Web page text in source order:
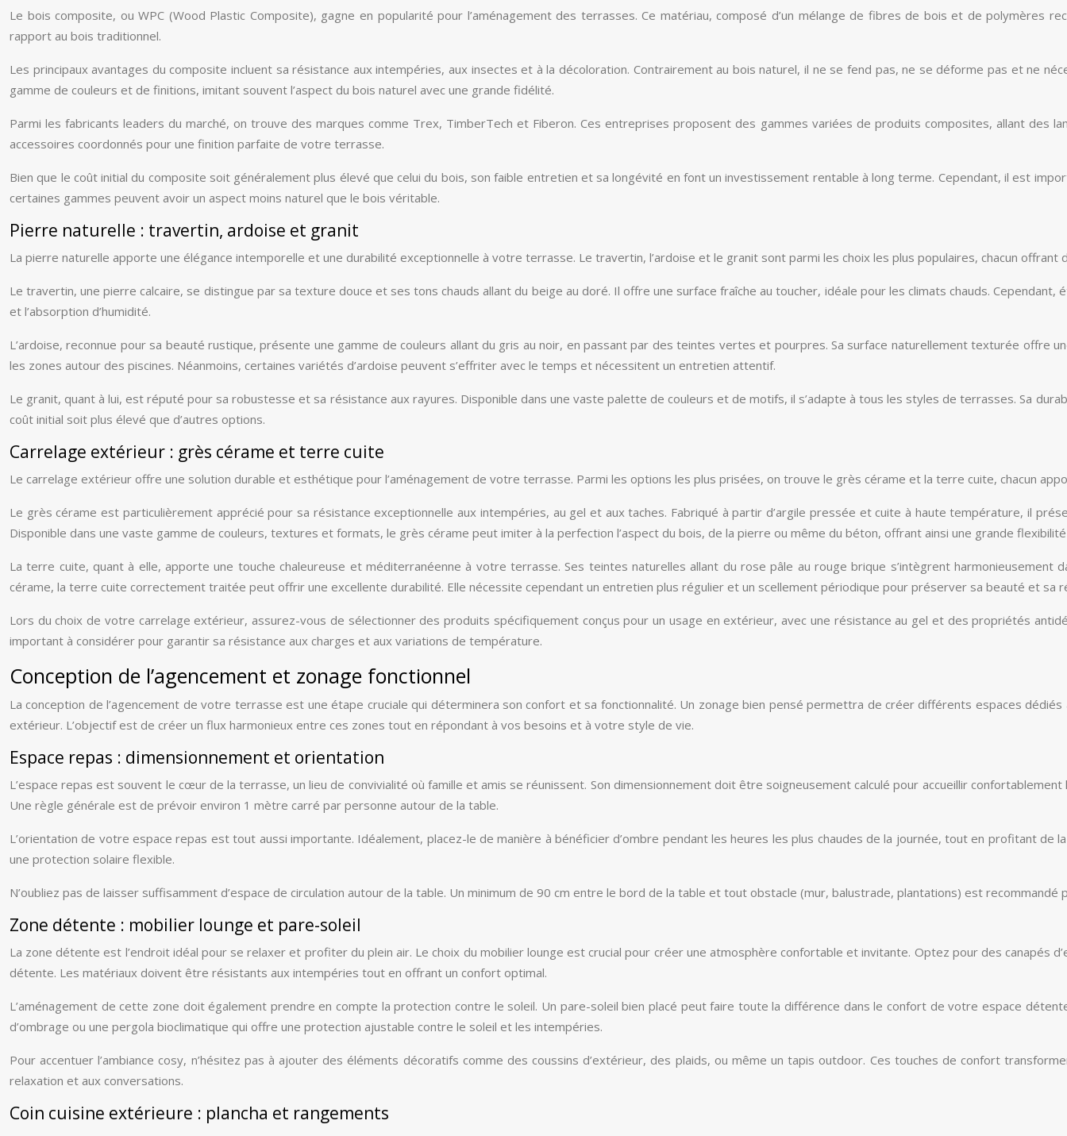
Le bois composite, ou WPC (Wood Plastic Composite), gagne en popularité pour l’aménagement des terrasses. Ce matériau, composé d’un mélange de fibres de bois et de polymères
rapport au bois traditionnel.
Les principaux avantages du composite incluent sa résistance aux intempéries, aux insectes et à la décoloration. Contrairement au bois naturel, il ne se fend pas, ne se déforme pas et ne
gamme de couleurs et de finitions, imitant souvent l’aspect du bois naturel avec une grande fidélité.
Parmi les fabricants leaders du marché, on trouve des marques comme Trex, TimberTech et Fiberon. Ces entreprises proposent des gammes variées de produits composites, allant des
accessoires coordonnés pour une finition parfaite de votre terrasse.
Bien que le coût initial du composite soit généralement plus élevé que celui du bois, son faible entretien et sa longévité en font un investissement rentable à long terme. Cependant, il est
certaines gammes peuvent avoir un aspect moins naturel que le bois véritable.
Pierre naturelle : travertin, ardoise et granit
La pierre naturelle apporte une élégance intemporelle et une durabilité exceptionnelle à votre terrasse. Le travertin, l’ardoise et le granit sont parmi les choix les plus populaires, chacun
Le travertin, une pierre calcaire, se distingue par sa texture douce et ses tons chauds allant du beige au doré. Il offre une surface fraîche au toucher, idéale pour les climats chauds.
et l’absorption d’humidité.
L’ardoise, reconnue pour sa beauté rustique, présente une gamme de couleurs allant du gris au noir, en passant par des teintes vertes et pourpres. Sa surface naturellement texturée offre
les zones autour des piscines. Néanmoins, certaines variétés d’ardoise peuvent s’effriter avec le temps et nécessitent un entretien attentif.
Le granit, quant à lui, est réputé pour sa robustesse et sa résistance aux rayures. Disponible dans une vaste palette de couleurs et de motifs, il s’adapte à tous les styles de terrasses. Sa
coût initial soit plus élevé que d’autres options.
Carrelage extérieur : grès cérame et terre cuite
Le carrelage extérieur offre une solution durable et esthétique pour l’aménagement de votre terrasse. Parmi les options les plus prisées, on trouve le grès cérame et la terre cuite, chacun
Le grès cérame est particulièrement apprécié pour sa résistance exceptionnelle aux intempéries, au gel et aux taches. Fabriqué à partir d’argile pressée et cuite à haute température, il
Disponible dans une vaste gamme de couleurs, textures et formats, le grès cérame peut imiter à la perfection l’aspect du bois, de la pierre ou même du béton, offrant ainsi une grande
La terre cuite, quant à elle, apporte une touche chaleureuse et méditerranéenne à votre terrasse. Ses teintes naturelles allant du rose pâle au rouge brique s’intègrent harmonieusement
cérame, la terre cuite correctement traitée peut offrir une excellente durabilité. Elle nécessite cependant un entretien plus régulier et un scellement périodique pour préserver sa beauté et sa
Lors du choix de votre carrelage extérieur, assurez-vous de sélectionner des produits spécifiquement conçus pour un usage en extérieur, avec une résistance au gel et des propriétés
important à considérer pour garantir sa résistance aux charges et aux variations de température.
Conception de l’agencement et zonage fonctionnel
La conception de l’agencement de votre terrasse est une étape cruciale qui déterminera son confort et sa fonctionnalité. Un zonage bien pensé permettra de créer différents espaces
extérieur. L’objectif est de créer un flux harmonieux entre ces zones tout en répondant à vos besoins et à votre style de vie.
Espace repas : dimensionnement et orientation
L’espace repas est souvent le cœur de la terrasse, un lieu de convivialité où famille et amis se réunissent. Son dimensionnement doit être soigneusement calculé pour accueillir
Une règle générale est de prévoir environ 1 mètre carré par personne autour de la table.
L’orientation de votre espace repas est tout aussi importante. Idéalement, placez-le de manière à bénéficier d’ombre pendant les heures les plus chaudes de la journée, tout en profitant de la
une protection solaire flexible.
N’oubliez pas de laisser suffisamment d’espace de circulation autour de la table. Un minimum de 90 cm entre le bord de la table et tout obstacle (mur, balustrade, plantations) est
Zone détente : mobilier lounge et pare-soleil
La zone détente est l’endroit idéal pour se relaxer et profiter du plein air. Le choix du mobilier lounge est crucial pour créer une atmosphère confortable et invitante. Optez pour des canapés
détente. Les matériaux doivent être résistants aux intempéries tout en offrant un confort optimal.
L’aménagement de cette zone doit également prendre en compte la protection contre le soleil. Un pare-soleil bien placé peut faire toute la différence dans le confort de votre espace
d’ombrage ou une pergola bioclimatique qui offre une protection ajustable contre le soleil et les intempéries.
Pour accentuer l’ambiance cosy, n’hésitez pas à ajouter des éléments décoratifs comme des coussins d’extérieur, des plaids, ou même un tapis outdoor. Ces touches de confort
relaxation et aux conversations.
Coin cuisine extérieure : plancha et rangements